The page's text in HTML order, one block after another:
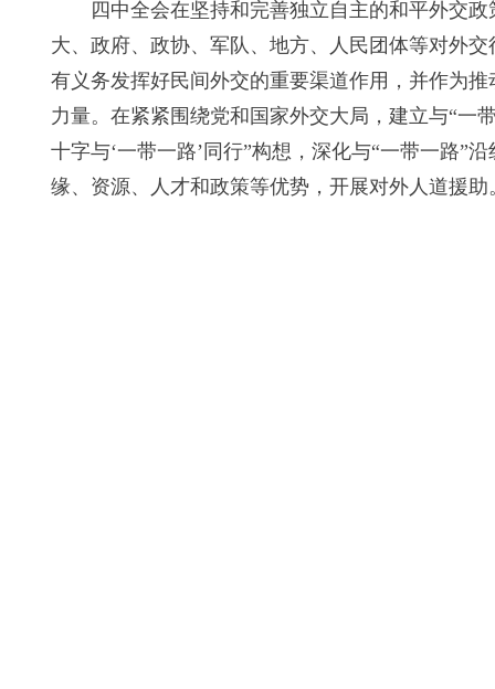
四中全会在坚持和完善独立自主的和平外交
大、政府、政协、军队、地方、人民团体等对外
有义务发挥好民间外交的重要渠道作用，并作为
力量。在紧紧围绕党和国家外交大局，建立与“一
十字与‘一带一路’同行”构想，深化与“一带一路”
缘、资源、人才和政策等优势，开展对外人道援助